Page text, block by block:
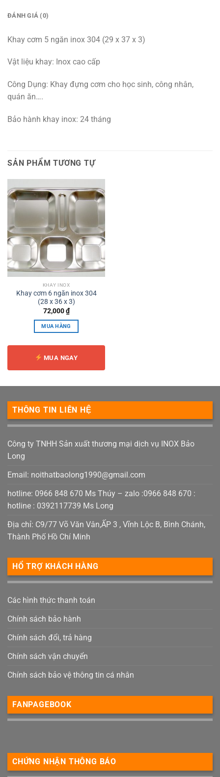
ĐÁNH GIÁ (0)
Khay cơm 5 ngăn inox 304 (29 x 37 x 3)
Vật liệu khay: Inox cao cấp
Công Dụng: Khay đựng cơm cho học sinh, công nhân,
quán ăn….
Bảo hành khay inox: 24 tháng
SẢN PHẨM TƯƠNG TỰ
KHAY INOX
Khay cơm 6 ngăn inox 304
(28 x 36 x 3)
72,000₫
MUA HÀNG
MUA NGAY
THÔNG TIN LIÊN HỆ
Công ty TNHH Sản xuất thương mại dịch vụ INOX Bảo
Long
Email: noithatbaolong1990@gmail.com
hotline: 0966 848 670 Ms Thúy – zalo :0966 848 670 :
hotline : 0392117739 Ms Long
Địa chỉ: C9/77 Võ Văn Vân,ẤP 3 , Vĩnh Lộc B, Bình Chánh,
Thành Phố Hồ Chí Minh
HỔ TRỢ KHÁCH HÀNG
Các hình thức thanh toán
Chính sách bảo hành
Chính sách đổi, trả hàng
Chính sách vận chuyển
Chính sách bảo vệ thông tin cá nhân
FANPAGEBOOK
CHỨNG NHẬN THÔNG BÁO